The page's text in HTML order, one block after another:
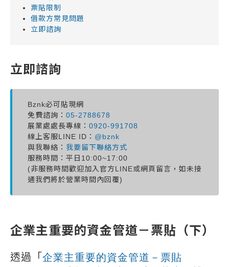
票貼限制
借款方常見問題
立即諮詢
立即諮詢
Bznk必可貼現網
免費諮詢： 05-2788678
展業處處長專線： 0920-991708
線上客服LINE ID： @bznk
與我聯絡： 我要留下聯絡方式
服務時間：平日10:00~17:00
(非服務時間歡迎加入官方LINE或網頁留言，如未接
通我們將於營業時間內回覆)
企業主重要的資金管道－票貼（下）
透過「 企業主重要的資金管道－票貼